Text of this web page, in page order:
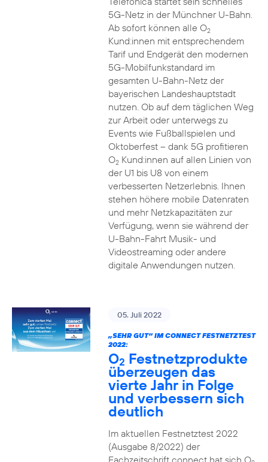
5G-Netz in der Münchner U-Bahn.
Ab sofort können alle O2
Kund:innen mit entsprechendem
Tarif und Endgerät den modernen
5G-Mobilfunkstandard im
gesamten U-Bahn-Netz der
bayerischen Landeshauptstadt
nutzen. Ob auf dem täglichen Weg
zur Arbeit oder unterwegs zu
Events wie Fußballspielen und
Oktoberfest – dank 5G profitieren
O2Kund:innen auf allen Linien von
der U1 bis U8 von einem
verbesserten Netzerlebnis. Ihnen
stehen höhere mobile Datenraten
und mehr Netzkapazitäten zur
Verfügung, wenn sie während der
U-Bahn-Fahrt Musik- und
Videostreaming oder andere
digitale Anwendungen nutzen.
05. Juli 2022
„SEHR GUT“ IM CONNECT FESTNETZTEST
2022:
O2 Festnetzprodukte
überzeugen das
vierte Jahr in Folge
und verbessern sich
deutlich
Im aktuellen Festnetztest 2022
(Ausgabe 8/2022) der
Fachzeitschrift connect hat sich O